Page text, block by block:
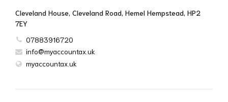
Cleveland House, Cleveland Road, Hemel Hempstead, HP2
7EY
07883916720
info@myaccountax.uk
myaccountax.uk